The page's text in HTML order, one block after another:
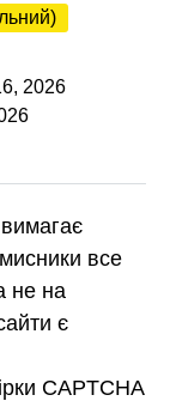
2026
все
не на
є
CAPTCHA